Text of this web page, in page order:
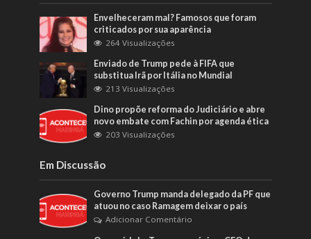
Envelheceram mal? Famosos que foram
criticados por sua aparência
264 Visualizações
Enviado de Trump pede à FIFA que
substitua Irã por Itália no Mundial
213 Visualizações
Dino propõe reforma do Judiciário e abre
novo embate com Fachin por agenda ética
203 Visualizações
Em Discussão
Governo Trump manda delegado da PF que
atuou no caso Ramagem deixar o país
Adicionar Comentário